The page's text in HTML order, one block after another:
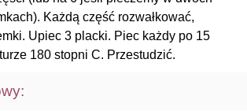
Każdą część rozwałkować,
Upiec 3 placki. Piec każdy po 15
180 stopni C. Przestudzić.